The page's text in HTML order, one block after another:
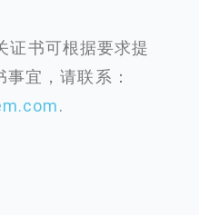
证书可根据要求提
宜，请联系：
.